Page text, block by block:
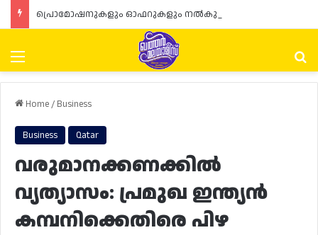
Menu
Home/ Business
Business Qatar
വരുമാനക്കണക്കിൽ
വ്യത്യാസം: പ്രമുഖ ഇന്ത്യൻ
കമ്പനിക്കെതിരെ പിഴ